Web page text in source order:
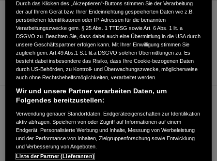
Motorrad/Roller (bis 125ccm)
07433/6539
E-Mail
Motorrad/Roller (über 125ccm)
07433/6539
E-Mail
Durch das Klicken des „Akzeptieren“-Buttons stimmen Sie der Verarbeitung
der auf Ihrem Gerät bzw. Ihrer Endeinrichtung gespeicherten Daten wie z.B.
persönlichen Identifikatoren oder IP-Adressen für die benannten
Verarbeitungszwecke gem. § 25 Abs. 1 TTDSG sowie Art. 6 Abs. 1 lit. a
DSGVO zu. Beachten Sie, dass dabei auch eine Übermittlung in die USA durch
unsere Geschäftspartner erfolgen kann. Mit Ihrer Einwilligung stimmen Sie
zugleich gem. Art.49 Abs.1 S.1 lit.a DSGVO solchen Übermittlungen zu. Es
besteht dabei insbesondere das Risiko, dass Ihre Cookie-bezogenen Daten
durch US-Behörden, zu Kontroll- und Überwachungszwecke, möglicherweise
auch ohne Rechtsbehelfsmöglichkeiten, verarbeitet werden.
Wir und unsere Partner verarbeiten Daten, um
Folgendes bereitzustellen:
Verwendung genauer Standortdaten. Endgeräteeigenschaften zur Identifikation
aktiv abfragen. Speichern von oder Zugriff auf Informationen auf einem
Endgerät. Personalisierte Werbung und Inhalte, Messung von Werbeleistung
und der Performance von Inhalten, Zielgruppenforschung sowie Entwicklung
und Verbesserung von Angeboten.
Liste der Partner (Lieferanten)